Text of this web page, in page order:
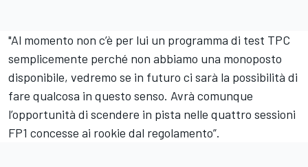
"Al momento non c’è per lui un programma di test TPC
semplicemente perché non abbiamo una monoposto
disponibile, vedremo se in futuro ci sarà la possibilità di
fare qualcosa in questo senso. Avrà comunque
l’opportunità di scendere in pista nelle quattro sessioni
FP1 concesse ai rookie dal regolamento”.